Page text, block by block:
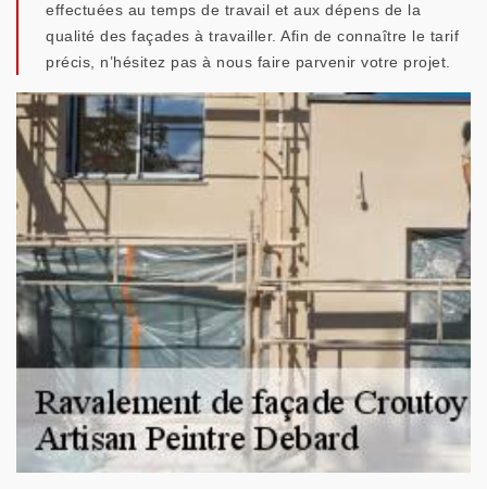
effectuées au temps de travail et aux dépens de la
qualité des façades à travailler. Afin de connaître le tarif
précis, n’hésitez pas à nous faire parvenir votre projet.